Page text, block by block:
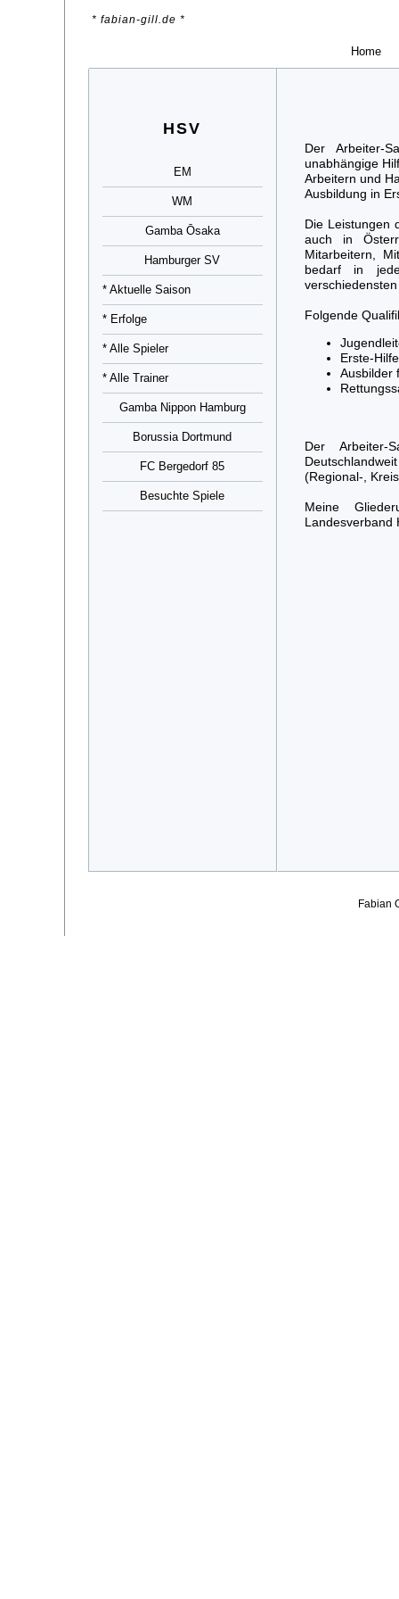
* fabian-gill.de *
Home
HSV
EM
WM
Gamba Ōsaka
Hamburger SV
* Aktuelle Saison
* Erfolge
* Alle Spieler
* Alle Trainer
Gamba Nippon Hamburg
Borussia Dortmund
FC Bergedorf 85
Besuchte Spiele
Der Arbeiter-
unabhängige
Arbeitern und
Ausbildung in
Die Leistungen
auch in
Mitarbeitern,
bedarf in
Folgende
Erste-
Ausbilder
Der Arbeiter-
(Regional-,
Meine
Landesverband
Fabian